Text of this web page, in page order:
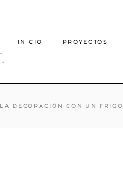
INICIO PROYECTOS
LA DECORACIÓN CON UN